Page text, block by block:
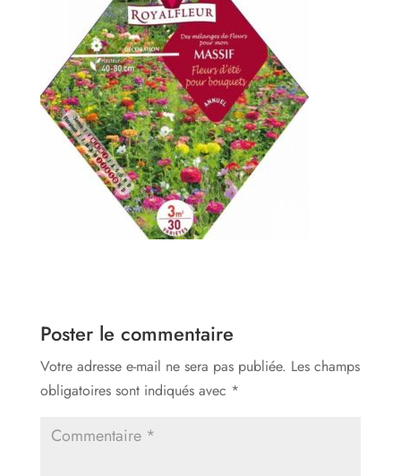
Poster le commentaire
Votre adresse e-mail ne sera pas publiée. Les champs
obligatoires sont indiqués avec *